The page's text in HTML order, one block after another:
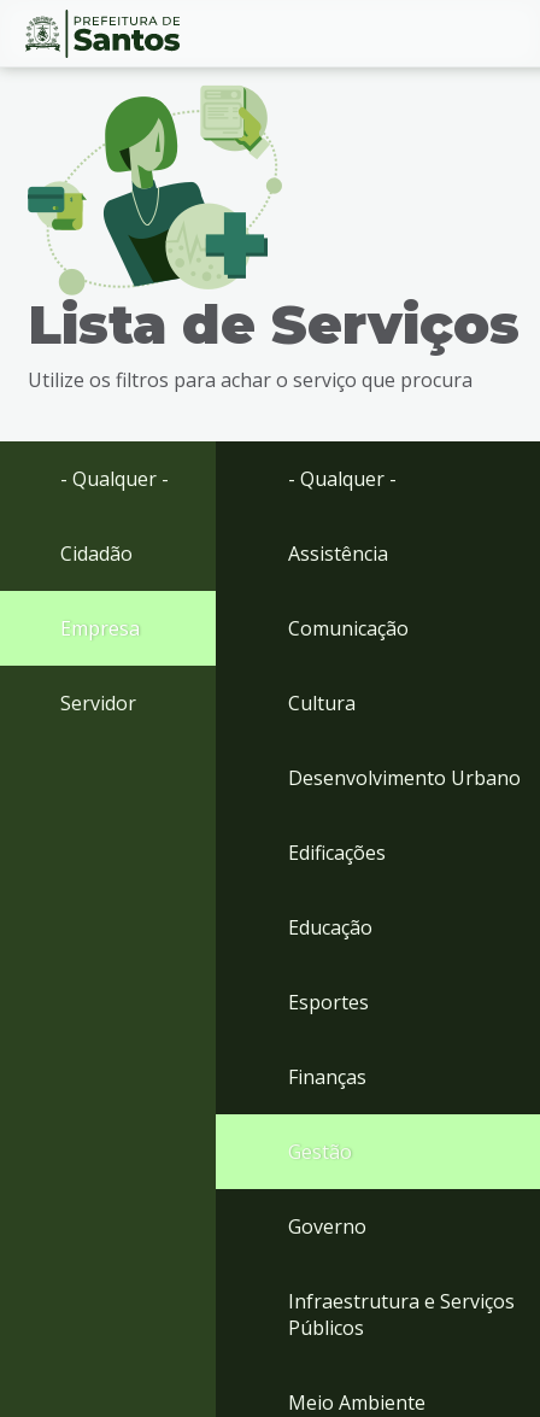
Ir
busca
Ir
Conteúdo
Lista de Serviços
Utilize os filtros para achar o serviço que procura
- Qualquer -
Cidadão
Empresa
Servidor
- Qualquer -
Assistência
Comunicação
Cultura
Desenvolvimento Urbano
Edificações
Educação
Esportes
Finanças
Gestão
Governo
Infraestrutura e Serviços
Públicos
Meio Ambiente